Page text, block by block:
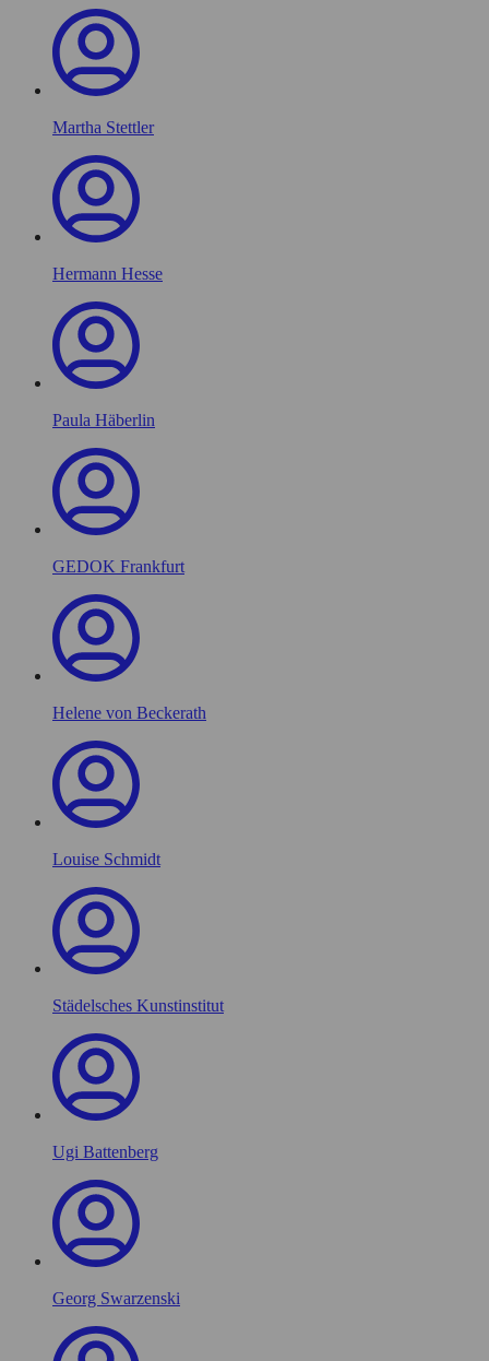
Martha Stettler
Hermann Hesse
Paula Häberlin
GEDOK Frankfurt
Helene von Beckerath
Louise Schmidt
Städelsches Kunstinstitut
Ugi Battenberg
Georg Swarzenski